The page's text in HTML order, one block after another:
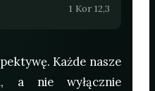
1 Kor 12,3
Każde nasze
a nie wyłącznie